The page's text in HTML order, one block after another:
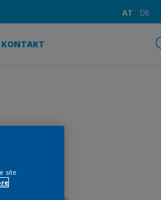
AT DE
KONTAKT
site